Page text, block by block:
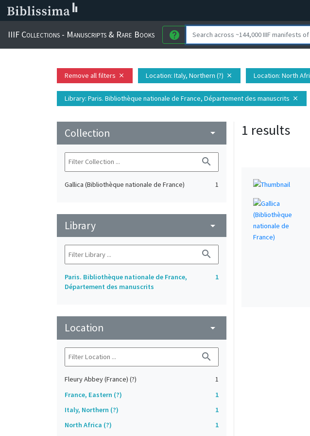
IIIF Collections - Manuscripts & Rare Books help
Remove all filters close Location: Italy, Northern (?) close Location: North
Library: Paris. Bibliothèque nationale de France, Département des manuscrits close
Collection arrow_drop_down
search
Gallica (Bibliothèque nationale de France) 1
Library arrow_drop_down
search
Paris. Bibliothèque nationale de France,
Département des manuscrits
1
Location arrow_drop_down
search
Fleury Abbey (France) (?)
1
France, Eastern (?)
1
Italy, Northern (?)
1
North Africa (?)
1
1 results